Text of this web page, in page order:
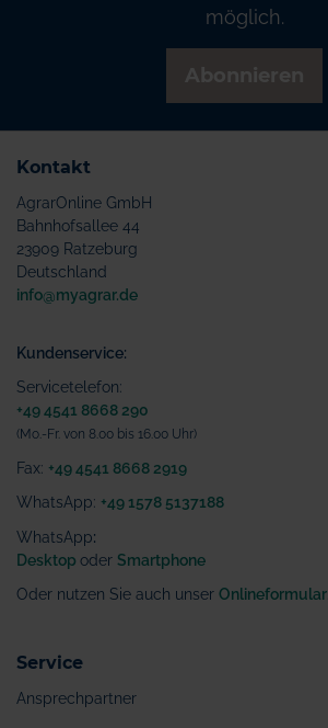
möglich.
Kontakt
AgrarOnline GmbH
Bahnhofsallee 44
23909 Ratzeburg
Deutschland
info@myagrar.de
Kundenservice:
Servicetelefon:
+49 4541 8668 290
(Mo.-Fr. von 8.00 bis 16.00 Uhr)
Fax: +49 4541 8668 2919
WhatsApp: +49 1578 5137188
WhatsApp:
Desktop oder Smartphone
Oder nutzen Sie auch unser Onlineformular
Service
Ansprechpartner